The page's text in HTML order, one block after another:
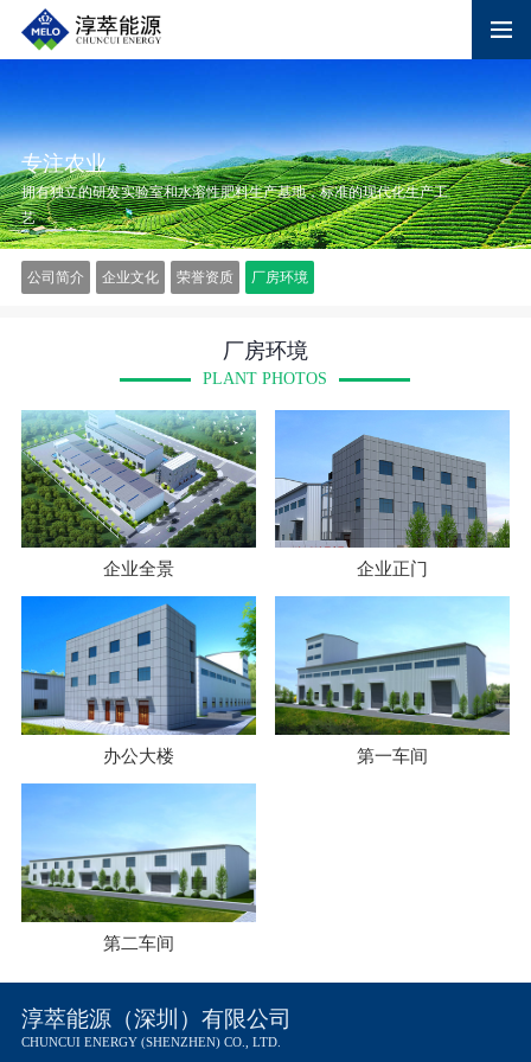
专注农业
拥有独立的研发实验室和水溶性肥料生产基地，标准的现代化生产工
艺
公司简介 企业文化 荣誉资质 厂房环境
厂房环境
PLANT PHOTOS
企业全景 企业正门
办公大楼 第一车间
第二车间
淳萃能源（深圳）有限公司
CHUNCUI ENERGY (SHENZHEN) CO., LTD.